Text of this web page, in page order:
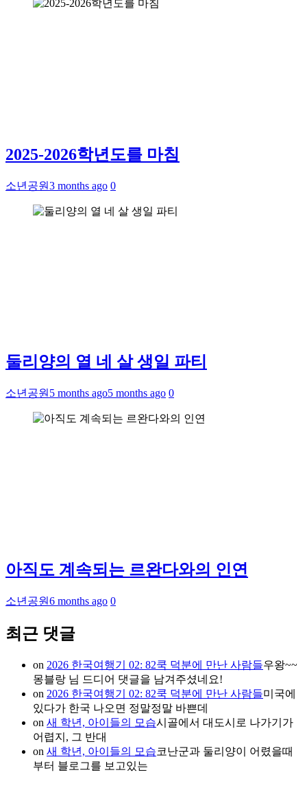
2025-2026학년도를 마침
소년공원3 months ago 0
둘리양의 열 네 살 생일 파티
소년공원 5 months ago5 months ago 0
아직도 계속되는 르완다와의 인연
소년공원6 months ago 0
최근 댓글
on 2026 한국여행기 02: 82쿡 덕분에 만난 사람들우왕~~
몽블랑 님 드디어 댓글을 남겨주셨네요!
on 2026 한국여행기 02: 82쿡 덕분에 만난 사람들미국에
있다가 한국 나오면 정말정말 바쁜데
on 새 학년, 아이들의 모습시골에서 대도시로 나가기가
어렵지, 그 반대
on 새 학년, 아이들의 모습코난군과 둘리양이 어렸을때
부터 블로그를 보고있는